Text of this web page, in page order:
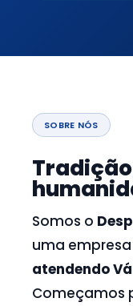
SOBRE NÓS
Somos o
uma
atendendo
Começamos